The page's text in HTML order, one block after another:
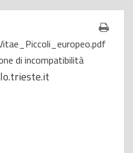
di incompatibilità